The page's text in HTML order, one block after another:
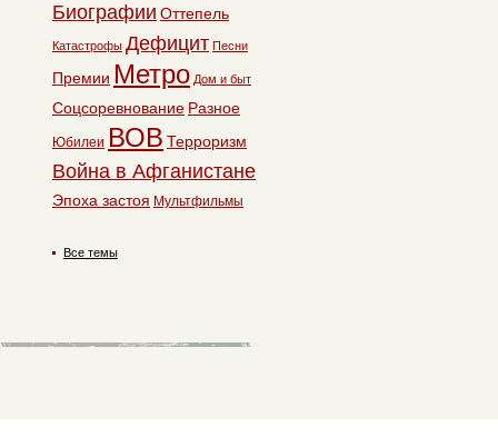
Биографии Оттепель
Катастрофы Дефицит Песни
Премии Метро Дом и быт
Соцсоревнование Разное
Юбилеи ВОВ Терроризм
Война в Афганистане
Эпоха застоя Мультфильмы
Все темы